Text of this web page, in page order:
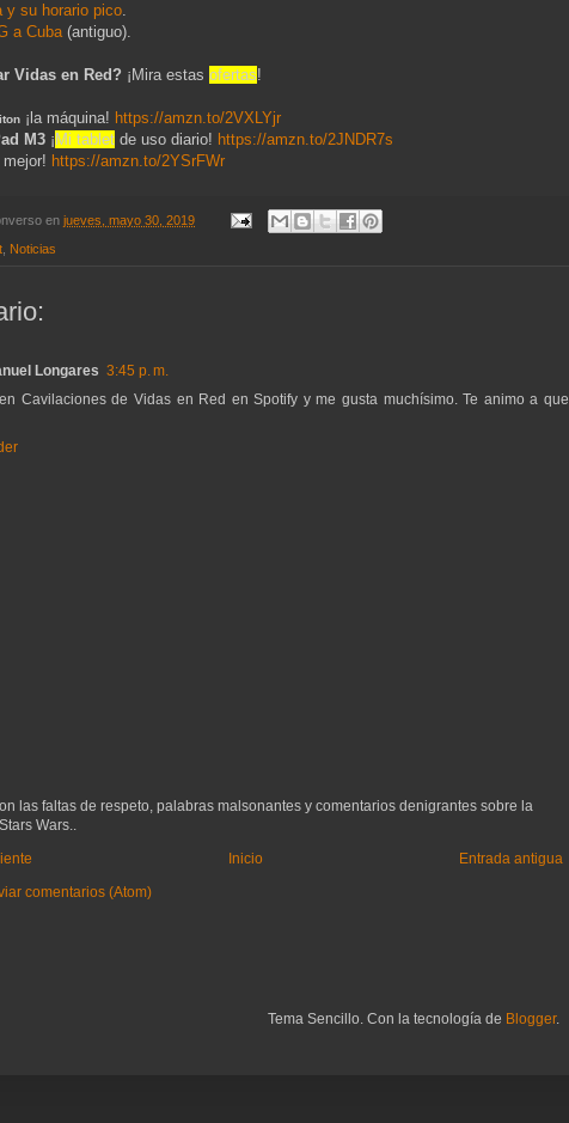
y su horario pico.
a Cuba(antiguo).
Vidas en Red? ¡Mira estas ofertas!
¡la máquina! https://amzn.to/2VXLYjr
M3 ¡ Mi tablet de uso diario! https://amzn.to/2JNDR7s
mejor! https://amzn.to/2YSrFWr
en jueves, mayo 30, 2019
Noticias
Longares 3:45 p. m.
Cavilaciones de Vidas en Red en Spotify y me gusta muchísimo. Te animo a que
las faltas de respeto, palabras malsonantes y comentarios denigrantes sobre la
Wars..
Entrada antigua
Inicio
comentarios (Atom)
Tema Sencillo. Con la tecnología de Blogger.